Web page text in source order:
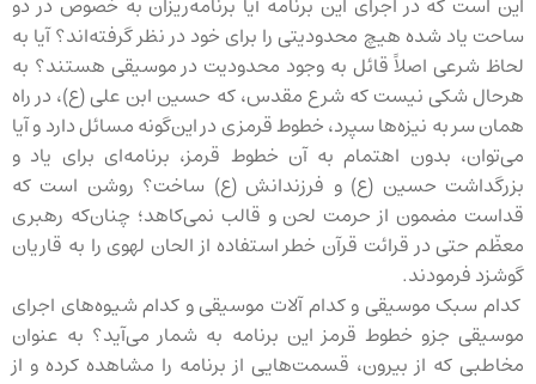
ساحت یاد شده هیچ محدودیتی را برای خود در نظر گرفته‌اند؟ آیا به
لحاظ شرعی اصلاً قائل به وجود محدودیت در موسیقی هستند؟ به
هرحال شکی نیست که شرع مقدس، که حسین ابن علی (ع)، در راه
همان سر به نیزه‌ها سپرد، خطوط قرمزی در این‌گونه مسائل دارد و آیا
می‌توان، بدون اهتمام به آن خطوط قرمز، برنامه‌ای برای یاد و
بزرگداشت حسین (ع) و فرزندانش (ع) ساخت؟ روشن است که
قداست مضمون از حرمت لحن و قالب نمی‌کاهد؛ چنان‌که رهبری
معظّم حتی در قرائت قرآن خطر استفاده از الحان لهوی را به قاریان
گوشزد فرمودند.
کدام سبک موسیقی و کدام آلات موسیقی و کدام شیوه‌های اجرای
موسیقی جزو خطوط قرمز این برنامه به شمار می‌آید؟ به عنوان
مخاطبی که از بیرون، قسمت‌هایی از برنامه را مشاهده کرده و از